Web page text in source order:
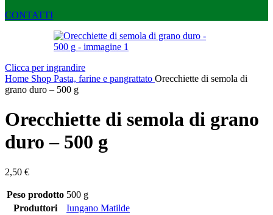
CONTATTI
Clicca per ingrandire
Home Shop Pasta, farine e pangrattato Orecchiette di semola di
grano duro – 500 g
Orecchiette di semola di grano
duro – 500 g
2,50 €
Peso prodotto 500 g
Produttori
Iungano Matilde